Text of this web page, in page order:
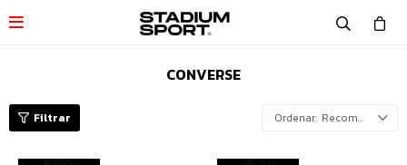

CONVERSE
Recomendados